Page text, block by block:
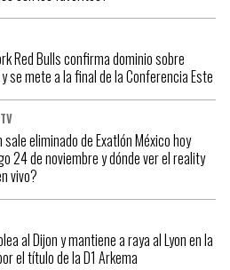
Red Bulls confirma dominio sobre
y se mete a la final de la Conferencia Este
sale eliminado de Exatlón México hoy
24 de noviembre y dónde ver el reality
vivo?
al Dijon y mantiene a raya al Lyon en la
el título de la D1 Arkema